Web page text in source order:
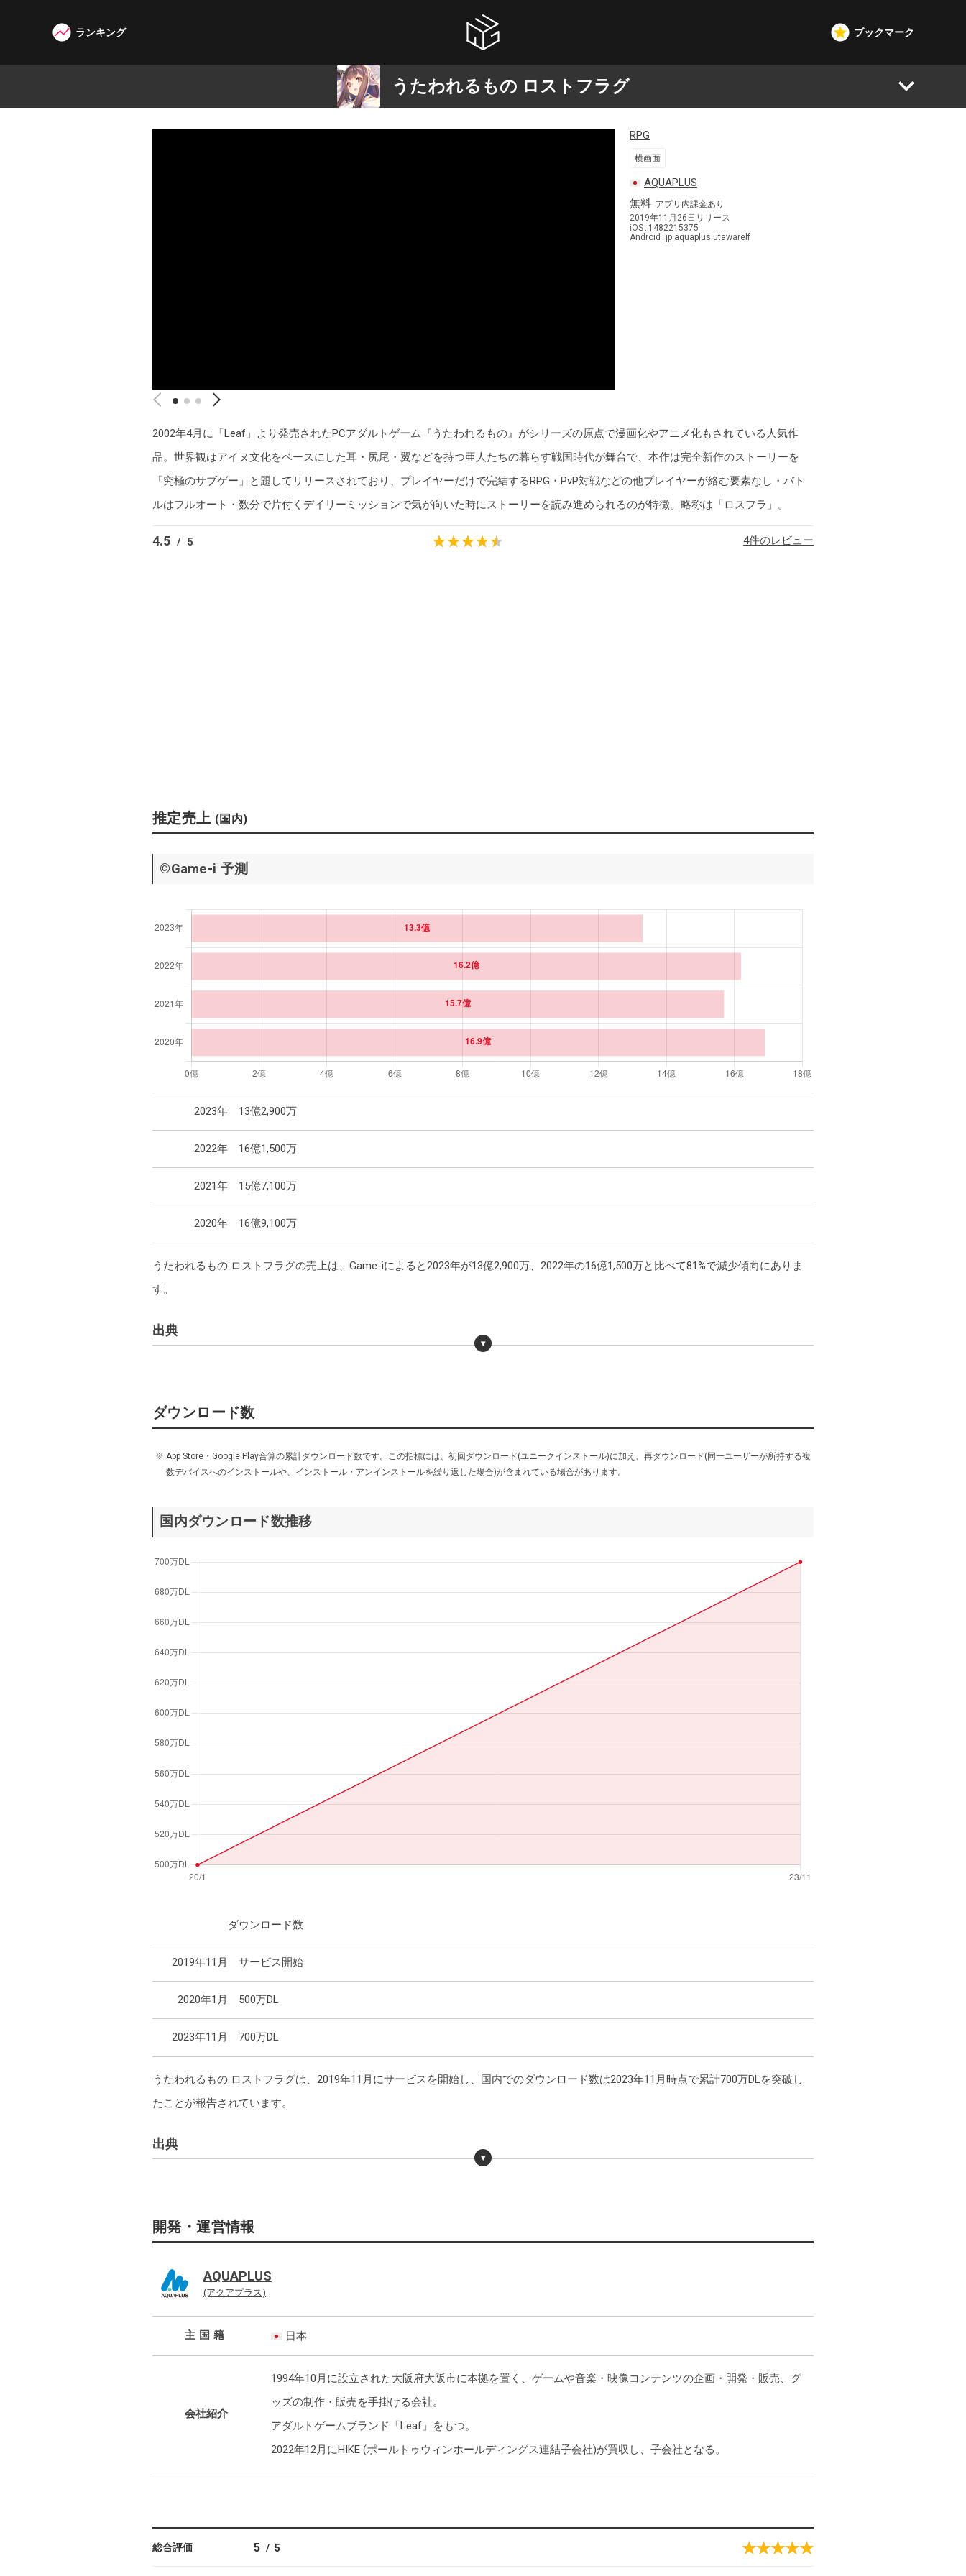
W3G
ランキング ブックマーク
うたわれるもの ロストフラグ
2002年4月に「Leaf」より発売されたPCアダルトゲーム『うたわれるもの』がシリーズの原点で漫画化やアニメ化もされている人気作
品。世界観はアイヌ文化をベースにした耳・尻尾・翼などを持つ亜人たちの暮らす戦国時代が舞台で、本作は完全新作のストーリーを
「究極のサブゲー」と題してリリースされており、プレイヤーだけで完結するRPG・PvP対戦などの他プレイヤーが絡む要素なし・バト
ルはフルオート・数分で片付くデイリーミッションで気が向いた時にストーリーを読み進められるのが特徴。略称は「ロスフラ」。
RPG
横画面
日本
AQUAPLUS
無料 アプリ内課金あり
2019年11月26日 リリース
iOS 1482215375
Android
jp.aquaplus.utawarelf
4.5 / 5 4件のレビュー
推定売上 (国内)
©Game-i 予測
2023年 13億2,900万
2022年 16億1,500万
2021年 15億7,100万
2020年 16億9,100万
うたわれるもの ロストフラグの売上は、Game-iによると2023年が13億2,900万、2022年の16億1,500万と比べて81%で減少傾向にありま
す。
出典
ダウンロード数
※ App Store・Google Play合算の累計ダウンロード数です。この指標には、初回ダウンロード(ユニークインストール)に加え、再ダウンロード(同一ユーザーが所持する複
数デバイスへのインストールや、インストール・アンインストールを繰り返した場合)が含まれている場合があります。
国内ダウンロード数推移
ダウンロード数
2019年11月 サービス開始
2020年1月 500万DL
2023年11月 700万DL
うたわれるもの ロストフラグは、2019年11月にサービスを開始し、国内でのダウンロード数は2023年11月時点で累計700万DLを突破し
たことが報告されています。
出典
開発・運営情報
AQUAPLUS
(アクアプラス)
主国籍 日本
会社紹介
1994年10月に設立された大阪府大阪市に本拠を置く、ゲームや音楽・映像コンテンツの企画・開発・販売、グ
ッズの制作・販売を手掛ける会社。
アダルトゲームブランド「Leaf」をもつ。
2022年12月にHIKE (ポールトゥウィンホールディングス連結子会社)が買収し、子会社となる。
総合評価 5 / 5